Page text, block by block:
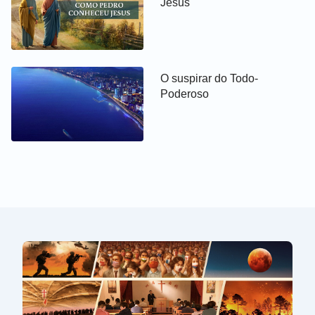
como a vida-realidade. O objetivo de Deus só é
alcançado por meio de se colocar em prática as
palavras de Deus que saem de Sua boca e
executá-las dentro de si. Ao acreditar em Deus, o
homem deveria buscar ser aperfeiçoado por Deus,
ser capaz de se submeter a Deus e ser
completamente obediente a Deus. Se você puder
Deus.
Extraído de ‘Tudo é realizado pela palavra de Deus’ em “A
Palavra manifesta em carne”
Jesus
O suspirar do Todo-
Poderoso